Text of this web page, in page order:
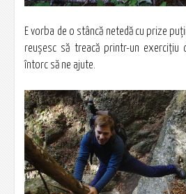
E vorba de o stâncă netedă cu prize
reuşesc să treacă printr-un exerciţiu
întorc să ne ajute.